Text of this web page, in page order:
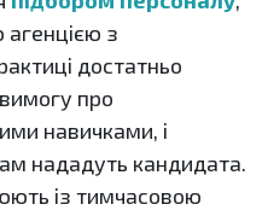
агенцією з
достатньо
про
навичками, і
нададуть кандидата.
із тимчасовою